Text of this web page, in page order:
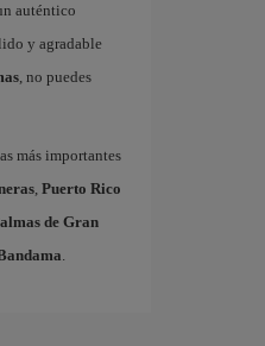
auténtico
y agradable
, no puedes
más importantes
, Puerto Rico
de Gran
.